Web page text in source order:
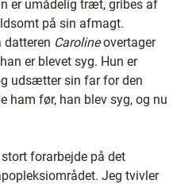
er umådelig træt, gribes af
på sin afmagt.
datteren Carolineovertager
er blevet syg. Hun er
udsætter sin far for den
ham før, han blev syg, og nu
forarbejde på det
Jeg tvivler